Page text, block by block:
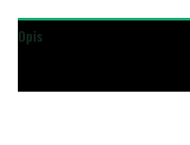
Opis